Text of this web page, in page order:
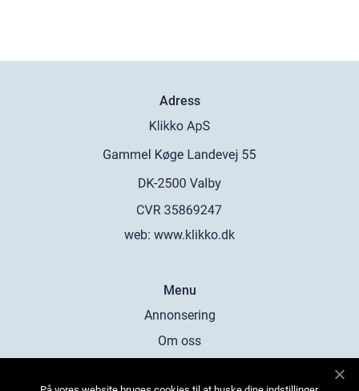
Adress
web: www.klikko.dk
Menu
Annonsering
Om oss